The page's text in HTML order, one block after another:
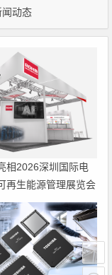
闻动态
相2026深圳国际电
再生能源管理展览会